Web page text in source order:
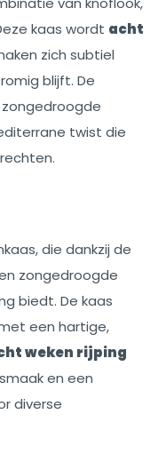
kaas wordt acht
zich subtiel
blijft. De
twist die
die dankzij de
zongedroogde
biedt. De kaas
een hartige,
weken rijping
en een
diverse